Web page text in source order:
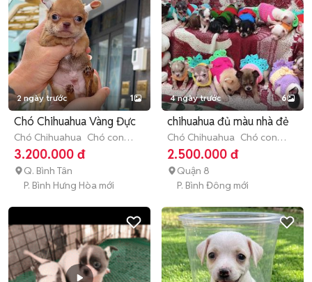
2 ngày trước 1
Chó Chihuahua Vàng Đực
Chó Chihuahua Chó con
(dưới 3 tháng tuổi)
3.200.000 đ
Q. Bình Tân
P. Bình Hưng Hòa mới
4 ngày trước 6
chihuahua đủ màu nhà đẻ
Chó Chihuahua Chó con
(dưới 3 tháng tuổi)
2.500.000 đ
Quận 8
P. Bình Đông mới